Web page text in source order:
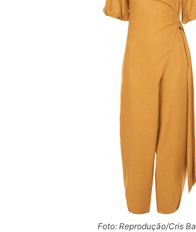
Foto: Reprodução/Cris